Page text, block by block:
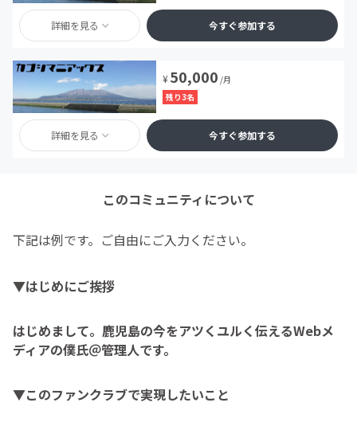
詳細を見る 今すぐ参加する
¥50,000 /月
残り3名
詳細を見る 今すぐ参加する
このコミュニティについて
下記は例です。ご自由にご入力ください。
▼はじめにご挨拶
はじめまして。鹿児島の今をアツくユルく伝えるWebメ
ディアの僕氏＠管理人です。
▼このファンクラブで実現したいこと